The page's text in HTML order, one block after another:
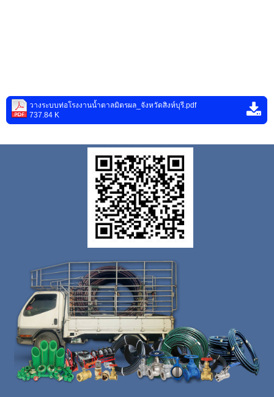
วางระบบท่อโรงงานน้ำตาลมิตรผล_จังหวัดสิงห์บุรี.pdf
737.84 K